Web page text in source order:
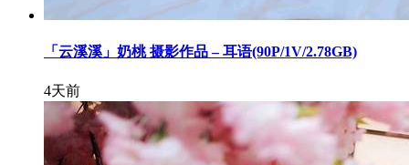
「云溪溪」奶桃 摄影作品 – 耳语(90P/1V/2.78GB)
4天前